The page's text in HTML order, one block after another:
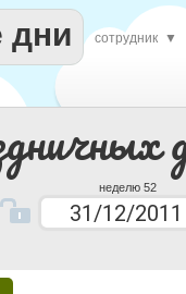
неделю 52
дни сотрудник ▼